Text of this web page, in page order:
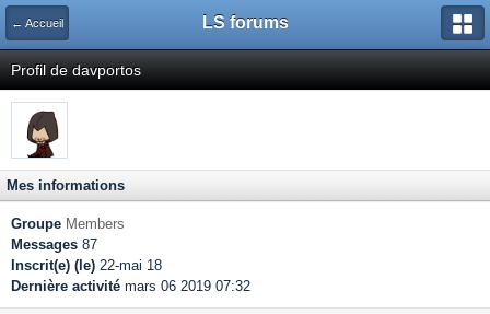
← Accueil LS forums
Profil de davportos
Mes informations
Groupe Members
Messages 87
Inscrit(e) (le) 22-mai 18
Dernière activité mars 06 2019 07:32